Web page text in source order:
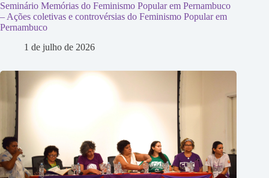
Seminário Memórias do Feminismo Popular em Pernambuco
– Ações coletivas e controvérsias do Feminismo Popular em
Pernambuco
1 de julho de 2026